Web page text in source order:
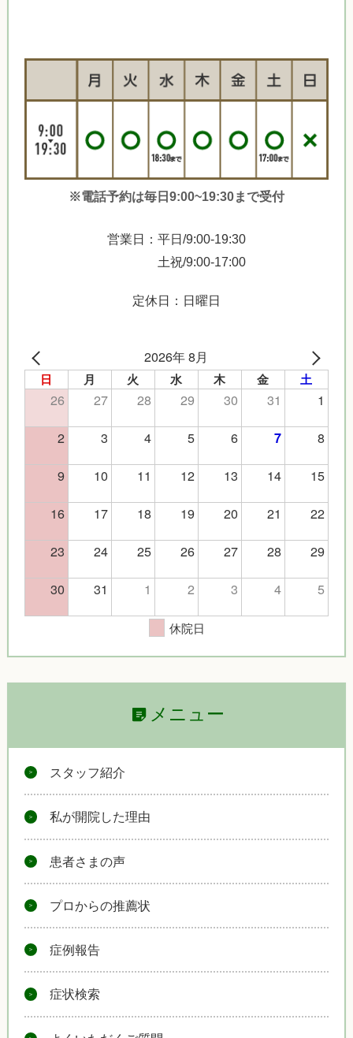
※電話予約は毎日9:00~19:30まで受付
営業日：平日/9:00-19:30
土祝/9:00-17:00
定休日：日曜日
2026年 8月
日 月 火 水 木 金 土
26 27 28 29 30 31
1
2
3 4 5 6 7
8
9
10 11 12 13 14
15
16
17 18 19 20 21
22
23
24 25 26 27 28
29
30
31 1 2 3 4 5
休院日
メニュー
スタッフ紹介
私が開院した理由
患者さまの声
プロからの推薦状
症例報告
症状検索